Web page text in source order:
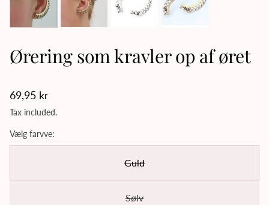
Ørering som kravler op af øret
Regular
price
69,95 kr
Tax included.
Vælg farvve:
Guld
Sølv